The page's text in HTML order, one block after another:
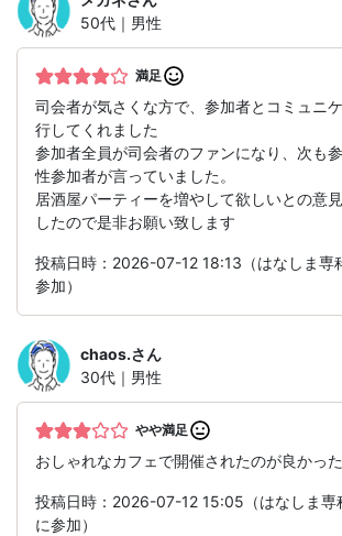
50代｜男性
満足
司会者が気さくな方で、参加者とコミュニ
行してくれました
参加者全員が司会者のファンになり、次も
性参加者が言っていました。
居酒屋パーティーを増やして欲しいとの意
したので是非お願い致します
投稿日時：2026-07-12 18:13（はなしま専
参加）
chaos.さん
30代｜男性
やや満足
おしゃれなカフェで開催されたのが良かった
投稿日時：2026-07-12 15:05（はなしま専
に参加）